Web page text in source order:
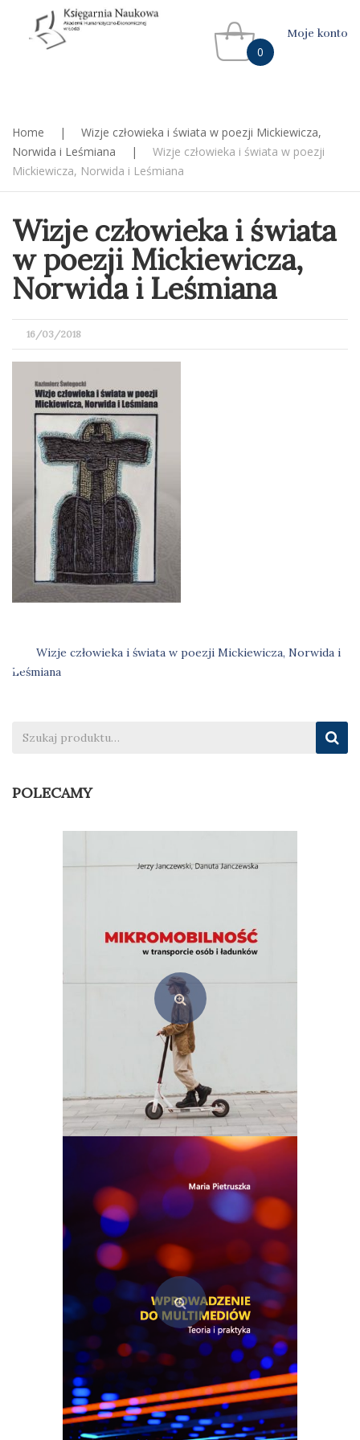
0
Moje konto
Home |
Wizje człowieka i świata w poezji Mickiewicza,
Norwida i Leśmiana
|
Wizje człowieka i świata w poezji
Mickiewicza, Norwida i Leśmiana
Wizje człowieka i świata
w poezji Mickiewicza,
Norwida i Leśmiana
POSTED
ON
16/03/2018
Nawigacja
Wizje człowieka i świata w poezji Mickiewicza, Norwida i
Leśmiana
POLECAMY
Mikromobilność w transporcie osób i ładunków
39,00
Dodaj do koszyka